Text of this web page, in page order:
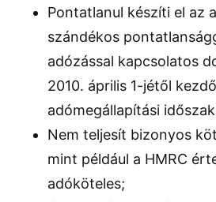
Pontatlanul készíti el az
szándékos
adózással kapcsolatos
2010. április 1-jétől
adómegállapítási
Nem teljesít bizonyos
mint például a HMRC
adóköteles;